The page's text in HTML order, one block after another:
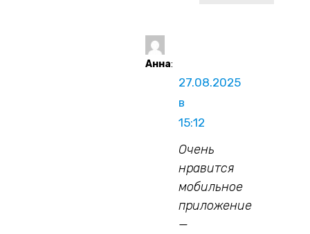
Анна:
27.08.2025
в
15:12
Очень
нравится
мобильное
приложение
—